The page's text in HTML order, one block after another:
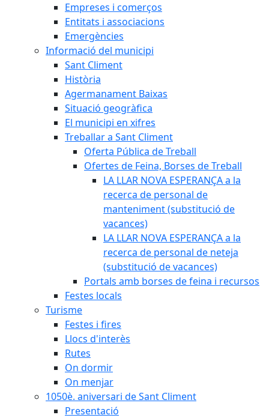
Empreses i comerços
Entitats i associacions
Emergències
Informació del municipi
Sant Climent
Història
Agermanament Baixas
Situació geogràfica
El municipi en xifres
Treballar a Sant Climent
Oferta Pública de Treball
Ofertes de Feina, Borses de Treball
LA LLAR NOVA ESPERANÇA a la
recerca de personal de
manteniment (substitució de
vacances)
LA LLAR NOVA ESPERANÇA a la
recerca de personal de neteja
(substitució de vacances)
Portals amb borses de feina i recursos
Festes locals
Turisme
Festes i fires
Llocs d'interès
Rutes
On dormir
On menjar
1050è. aniversari de Sant Climent
Presentació